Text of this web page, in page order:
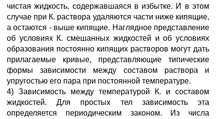
чистая жидкость, содержавшаяся в избытке. И в этом
случае при К. раствора удаляются части ниже кипящие,
а остаются - выше кипящие. Наглядное представление
об условиях К. смешанных жидкостей и об условиях
образования постоянно кипящих растворов могут дать
прилагаемые кривые, представляющие типические
формы зависимости между составом раствора и
упругостью его пара при постоянной температуре.
4) Зависимость между температурой К. и составом
жидкостей. Для простых тел зависимость эта
определяется периодическим законом. Из числа